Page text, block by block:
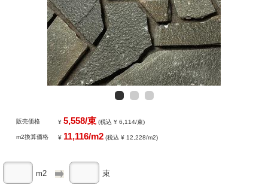
販売価格 ¥5,558/束 (税込 ¥ 6,114/束)
m2換算価格 ¥ 11,116/m2 (税込 ¥ 12,228/m2)
m2 束